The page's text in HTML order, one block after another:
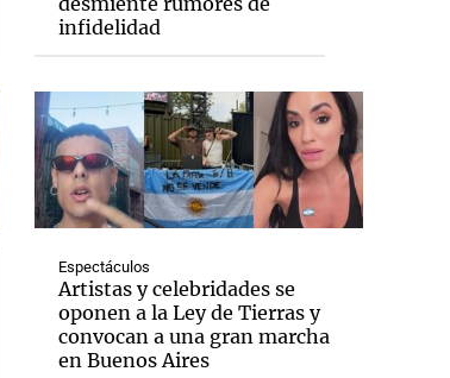
infidelidad
Espectáculos
Artistas y celebridades se
oponen a la Ley de Tierras y
convocan a una gran marcha
en Buenos Aires